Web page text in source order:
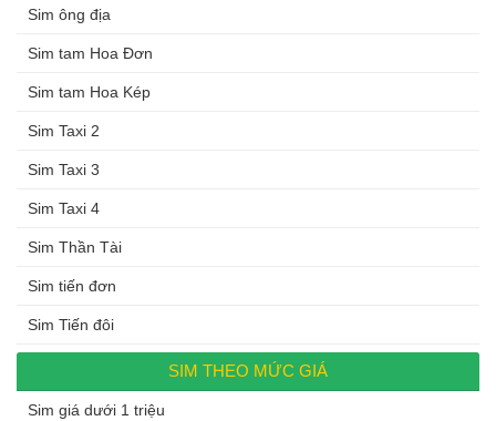
Sim ông địa
Sim tam Hoa Đơn
Sim tam Hoa Kép
Sim Taxi 2
Sim Taxi 3
Sim Taxi 4
Sim Thần Tài
Sim tiến đơn
Sim Tiến đôi
SIM THEO MỨC GIÁ
Sim giá dưới 1 triệu